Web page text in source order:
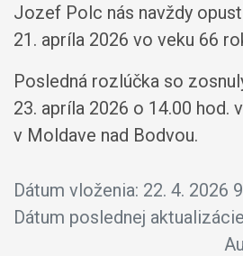
Jozef Polc nás navždy
21. apríla 2026 vo veku 66
Posledná rozlúčka so
23. apríla 2026 o 14.00 hod.
v Moldave nad Bodvou.
Dátum vloženia: 22. 4. 2026
Dátum poslednej